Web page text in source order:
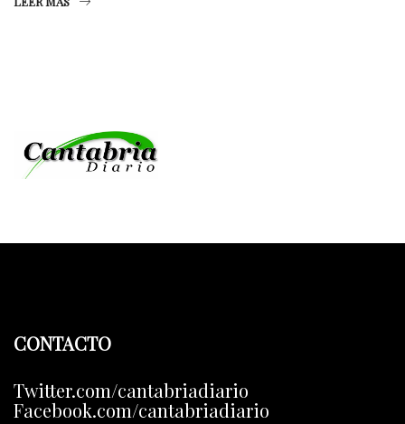
CONTACTO
Twitter.com/cantabriadiario
Facebook.com/cantabriadiario